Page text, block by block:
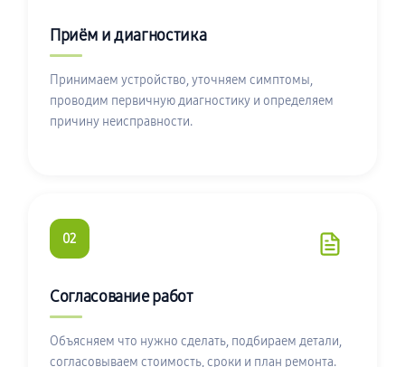
Приём и диагностика
Принимаем устройство, уточняем симптомы,
проводим первичную диагностику и определяем
причину неисправности.
02
Согласование работ
Объясняем что нужно сделать, подбираем детали,
согласовываем стоимость, сроки и план ремонта.